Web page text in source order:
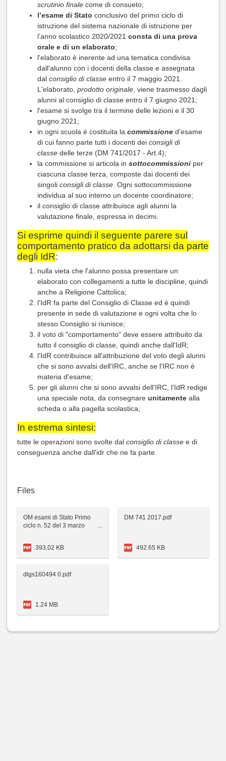
scrutinio finale come di consueto;
l’esame di Stato conclusivo del primo ciclo di
istruzione del sistema nazionale di istruzione per
l’anno scolastico 2020/2021 consta di una prova
orale e di un elaborato;
l'elaborato è inerente ad una tematica condivisa
dall'alunno con i docenti della classe e assegnata
dal consiglio di classe entro il 7 maggio 2021.
L'elaborato, prodotto originale , viene trasmesso dagli
alunni al consiglio di classe entro il 7 giugno 2021;
l'esame si svolge tra il termine delle lezioni e il 30
giugno 2021;
in ogni scuola è costituita la commissione d'esame
di cui fanno parte tutti i docenti dei consigli di
classe delle terze (DM 741/2017 - Art.4);
la commissione si articola in sottocommissioni per
ciascuna classe terza, composte dai docenti dei
singoli consigli di classe . Ogni sottocommissione
individua al suo interno un docente coordinatore;
il consiglio di classe attribuisce agli alunni la
valutazione finale, espressa in decimi.
Si esprime quindi il seguente parere sul
comportamento pratico da adottarsi da parte
degli IdR:
nulla vieta che l'alunno possa presentare un
elaborato con collegamenti a tutte le discipline, quindi
anche a Religione Cattolica;
l'IdR fa parte del Consiglio di Classe ed è quindi
presente in sede di valutazione e ogni volta che lo
stesso Consiglio si riunisce;
il voto di "comportamento" deve essere attribuito da
tutto il consiglio di classe, quindi anche dall'IdR;
l'IdR contribuisce all'attribuzione del voto degli alunni
che si sono avvalsi dell'IRC, anche se l'IRC non è
materia d'esame;
per gli alunni che si sono avvalsi dell'IRC, l'IdR redige
una speciale nota, da consegnare unitamente alla
scheda o alla pagella scolastica;
In estrema sintesi:
tutte le operazioni sono svolte dal consiglio di classe e di
conseguenza anche dall'idr che ne fa parte.
Files
OM esami di Stato Primo
ciclo n. 52 del 3 marzo
393.02 KB
DM 741 2017.pdf
492.65 KB
dlgs160494 0.pdf
1.24 MB